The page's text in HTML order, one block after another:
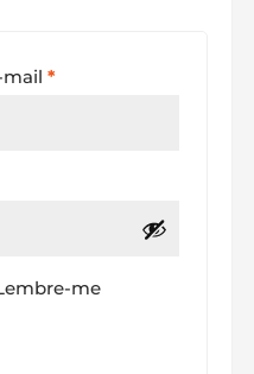
mail *Obrigatório
me